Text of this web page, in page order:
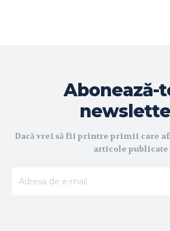
Abonează-
Dacă vrei să fii printre primii care
articole publicate